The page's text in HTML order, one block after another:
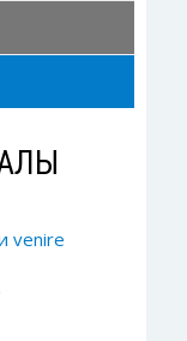
venire